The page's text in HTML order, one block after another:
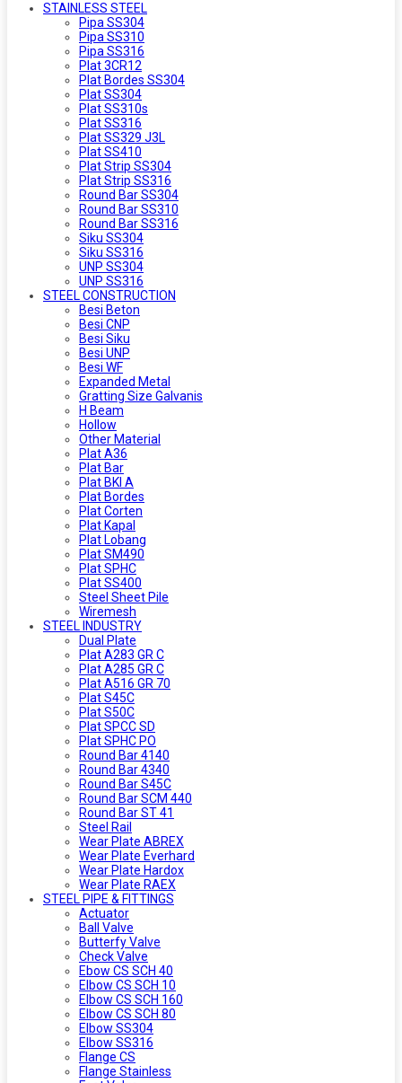
STAINLESS STEEL
Pipa SS304
Pipa SS310
Pipa SS316
Plat 3CR12
Plat Bordes SS304
Plat SS304
Plat SS310s
Plat SS316
Plat SS329 J3L
Plat SS410
Plat Strip SS304
Plat Strip SS316
Round Bar SS304
Round Bar SS310
Round Bar SS316
Siku SS304
Siku SS316
UNP SS304
UNP SS316
STEEL CONSTRUCTION
Besi Beton
Besi CNP
Besi Siku
Besi UNP
Besi WF
Expanded Metal
Gratting Size Galvanis
H Beam
Hollow
Other Material
Plat A36
Plat Bar
Plat BKI A
Plat Bordes
Plat Corten
Plat Kapal
Plat Lobang
Plat SM490
Plat SPHC
Plat SS400
Steel Sheet Pile
Wiremesh
STEEL INDUSTRY
Dual Plate
Plat A283 GR C
Plat A285 GR C
Plat A516 GR 70
Plat S45C
Plat S50C
Plat SPCC SD
Plat SPHC PO
Round Bar 4140
Round Bar 4340
Round Bar S45C
Round Bar SCM 440
Round Bar ST 41
Steel Rail
Wear Plate ABREX
Wear Plate Everhard
Wear Plate Hardox
Wear Plate RAEX
STEEL PIPE & FITTINGS
Actuator
Ball Valve
Butterfy Valve
Check Valve
Ebow CS SCH 40
Elbow CS SCH 10
Elbow CS SCH 160
Elbow CS SCH 80
Elbow SS304
Elbow SS316
Flange CS
Flange Stainless